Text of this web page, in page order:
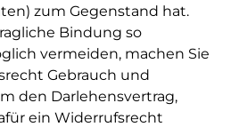
zum Gegenstand hat.
Bindung so
vermeiden, machen Sie
Gebrauch und
den Darlehensvertrag,
ein Widerrufsrecht